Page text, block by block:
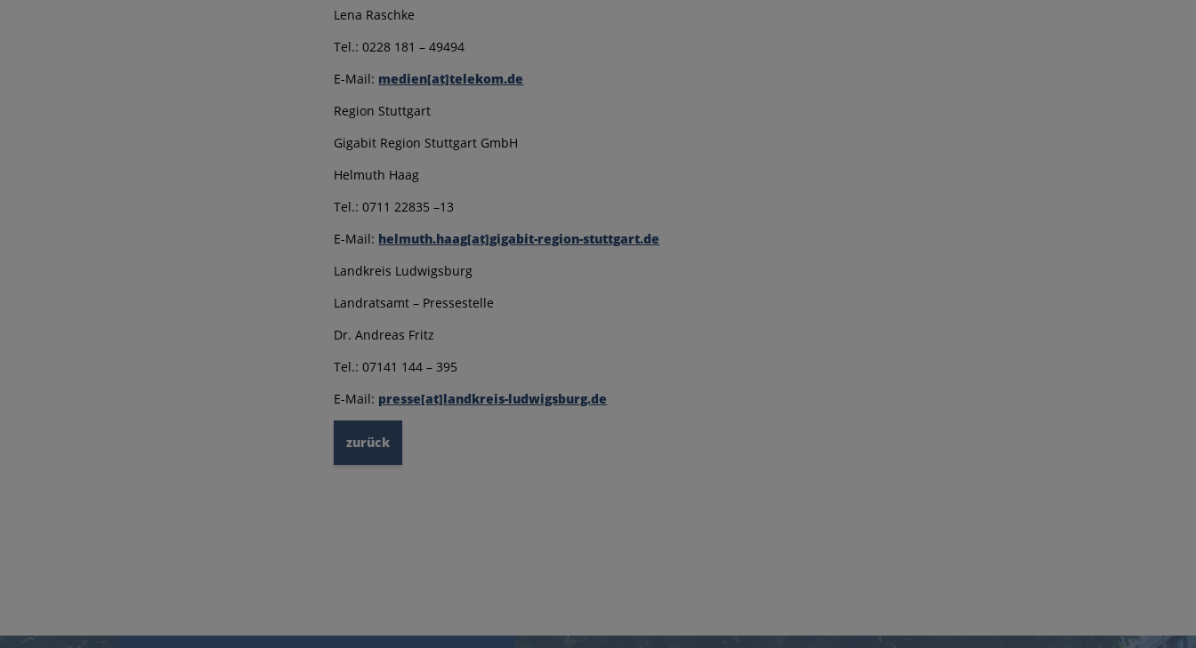
Lena Raschke
Tel.: 0228 181 – 49494
E-Mail: medien[at]telekom.de
Region Stuttgart
Gigabit Region Stuttgart GmbH
Helmuth Haag
Tel.: 0711 22835 –13
E-Mail: helmuth.haag[at]gigabit-region-stuttgart.de
Landkreis Ludwigsburg
Landratsamt – Pressestelle
Dr. Andreas Fritz
Tel.: 07141 144 – 395
E-Mail: presse[at]landkreis-ludwigsburg.de
zurück